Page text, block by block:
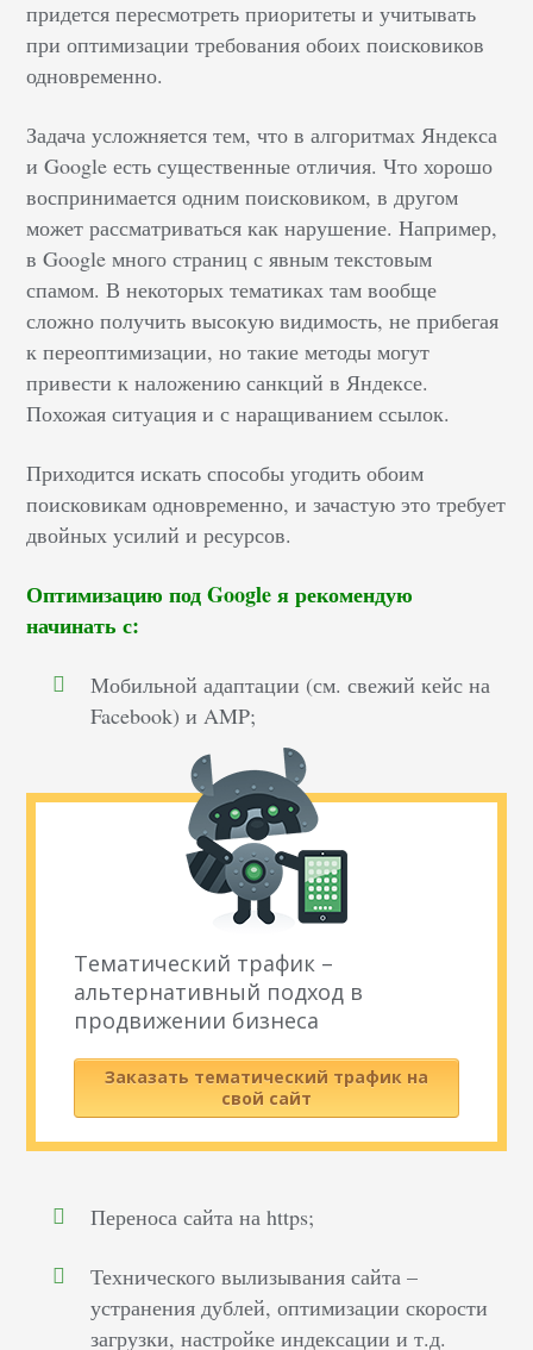
придется пересмотреть приоритеты и учитывать
при оптимизации требования обоих поисковиков
одновременно.
Задача усложняется тем, что в алгоритмах Яндекса
и Google есть существенные отличия. Что хорошо
воспринимается одним поисковиком, в другом
может рассматриваться как нарушение. Например,
в Google много страниц с явным текстовым
спамом. В некоторых тематиках там вообще
сложно получить высокую видимость, не прибегая
к переоптимизации, но такие методы могут
привести к наложению санкций в Яндексе.
Похожая ситуация и с наращиванием ссылок.
Приходится искать способы угодить обоим
поисковикам одновременно, и зачастую это требует
двойных усилий и ресурсов.
Оптимизацию под Google я рекомендую
начинать с:
Мобильной адаптации (см. свежий кейс на
Facebook) и AMP;
Тематический трафик –
альтернативный подход в
продвижении бизнеса
Заказать тематический трафик на
свой сайт
Переноса сайта на https;
Технического вылизывания сайта –
устранения дублей, оптимизации скорости
загрузки, настройке индексации и т.д.